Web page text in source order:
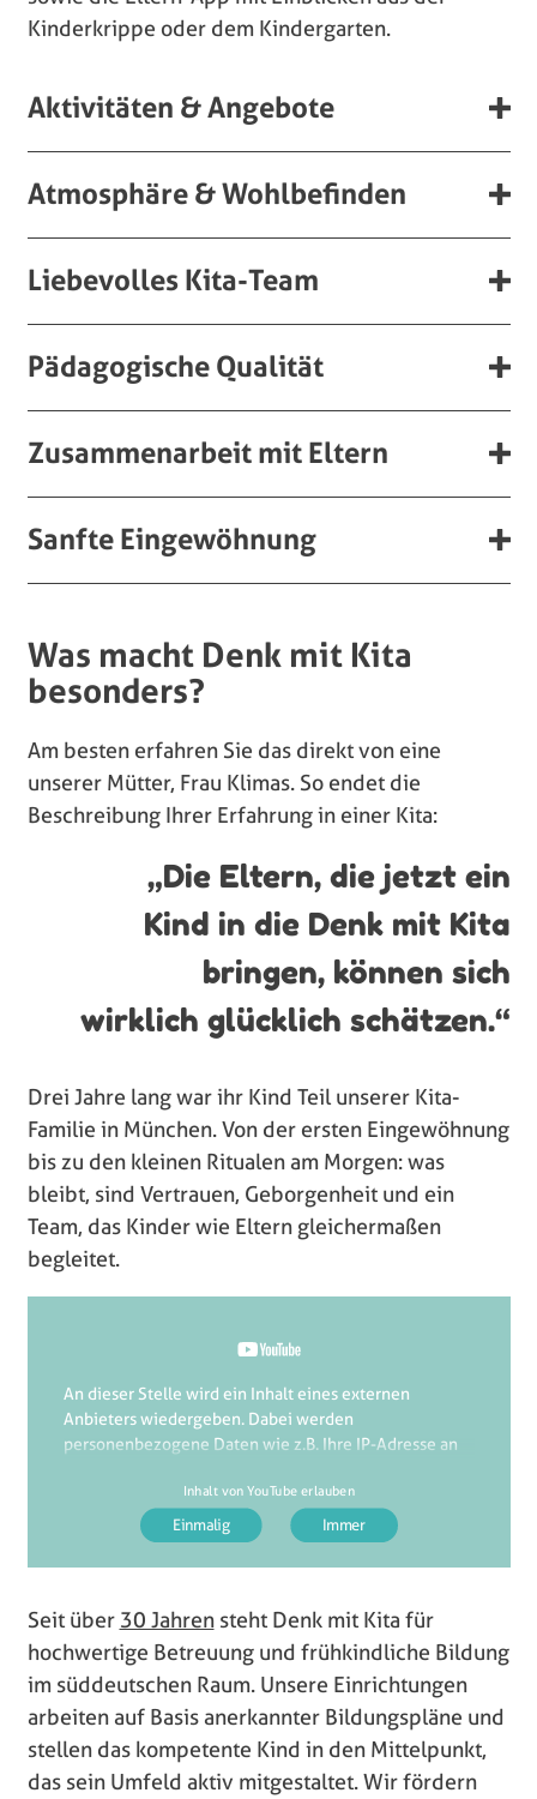
Kinderkrippe oder dem Kindergarten.
Aktivitäten & Angebote
Atmosphäre & Wohlbefinden
Liebevolles Kita-Team
Pädagogische Qualität
Zusammenarbeit mit Eltern
Sanfte Eingewöhnung
Was macht Denk mit Kita
besonders?
Am besten erfahren Sie das direkt von eine
unserer Mütter, Frau Klimas. So endet die
Beschreibung Ihrer Erfahrung in einer Kita:
„Die Eltern, die jetzt ein
Kind in die Denk mit Kita
bringen, können sich
wirklich glücklich schätzen.“
Drei Jahre lang war ihr Kind Teil unserer Kita-
Familie in München. Von der ersten Eingewöhnung
bis zu den kleinen Ritualen am Morgen: was
bleibt, sind Vertrauen, Geborgenheit und ein
Team, das Kinder wie Eltern gleichermaßen
begleitet.
An dieser Stelle wird ein Inhalt eines externen
Anbieters wiedergeben. Dabei werden
personenbezogene Daten wie z.B. Ihre IP-Adresse an
diese auch dazu verwenden, Ihr Nutzungsverhalten
mithilfe von Cookies oder anderen Tracking-
Technologien zu Marktforschungs- und
Marketingzwecken zu analysieren.
Die Übermittlung Ihrer Daten an den externen
diesen Hinweis klicken. Technisch gesehen wird der
Inhalt erst nach dem Klick eingebunden.
Inhalt von YouTube erlauben
Seit über 30 Jahrensteht Denk mit Kita für
hochwertige Betreuung und frühkindliche Bildung
im süddeutschen Raum. Unsere Einrichtungen
arbeiten auf Basis anerkannter Bildungspläne und
stellen das kompetente Kind in den Mittelpunkt,
das sein Umfeld aktiv mitgestaltet. Wir fördern